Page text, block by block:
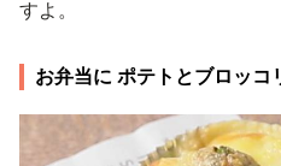
すよ。
お弁当に ポテトとブロッコ